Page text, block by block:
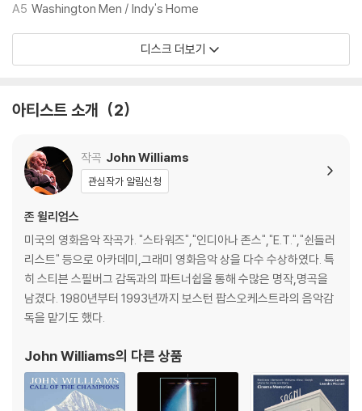
하시면 해결됩니다.
3) 디스크에 미세한 잔 흠집이 남아있거나 인쇄 면이 깨끗하지 않은 경우
가 있으며, 이는 상품의 불량이 아닙니다. 단, 재생에 이상이 있는 경우에는
※ 컬러 디스크
1) 컬러 디스크는 웹 이미지와 실제 색상이 차이가 날 수 있습니다.
2) 컬러 디스크의 특성상 제작 공정시 앨범마다 색상 차이가 나는 경우도
있습니다.
3) 컬러 디스크는 제작 과정에서 다른 색상 염료가 섞여 얼룩과 번짐, 반점
등이 발생할 수 있습니다.
※ 반품/교환 안내
1) 불량으로 인한 반품/교환 요청 시에는 불량 확인을 위해 개봉 시의 동영
상을 요청할 수 있으며, 동영상이 없는 경우 반품/교환이 제한될 수 있습니
관련 사진과 동영상 및 재생 기기 모델명을 첨부하여 첨부하여 고객센터에
문의 바랍니다.
2) LP는 잦은 배송 과정에서 재킷에 손상이 발생할 가능성이 높고 재판매
A5 Washington Men / Indy's Home
디스크 더보기
아티스트 소개 2
작곡 John Williams
관심작가 알림신청
존 윌리엄스
미국의 영화음악 작곡가. "스타워즈","인디아나 존스","E.T.","쉰들러
리스트" 등으로 아카데미,그래미 영화음악 상을 다수 수상하였다. 특
히 스티븐 스필버그 감독과의 파트너쉽을 통해 수많은 명작,명곡을
남겼다. 1980년부터 1993년까지 보스턴 팝스오케스트라의 음악감
독을 맡기도 했다.
John Williams의 다른 상품